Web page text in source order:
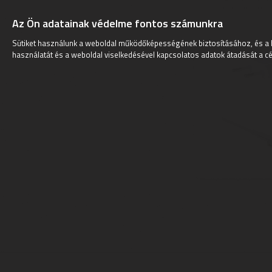
Az Ön adatainak védelme fontos számunkra
Sütiket használunk a weboldal működőképességének biztosításához, és
használatát és a weboldal viselkedésével kapcsolatos adatok átadását